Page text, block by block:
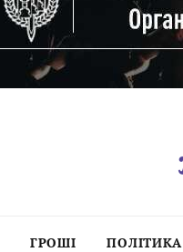
ГРОШІ ПОЛІТИКА